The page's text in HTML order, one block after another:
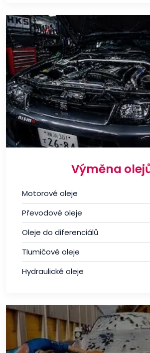
Výměna
Motorové oleje
Převodové oleje
Oleje do diferenciálů
Tlumičové oleje
Hydraulické oleje